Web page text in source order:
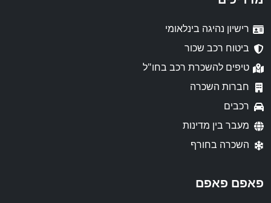
רישיון נהיגה בינלאומי
ביטוח רכב שכור
טיפים להשכרת רכב בחו"ל
חברות השכרה
רכבים
מעבר בין מדינות
השכרה בחורף
פאפם פאפם